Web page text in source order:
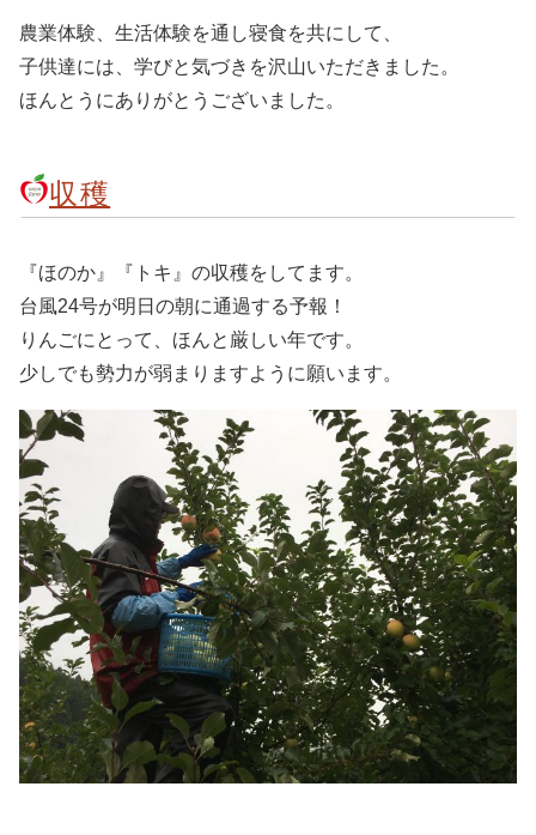
農業体験、生活体験を通し寝食を共にして、
子供達には、学びと気づきを沢山いただきました。
ほんとうにありがとうございました。
収穫
『ほのか』『トキ』の収穫をしてます。
台風24号が明日の朝に通過する予報！
りんごにとって、ほんと厳しい年です。
少しでも勢力が弱まりますように願います。